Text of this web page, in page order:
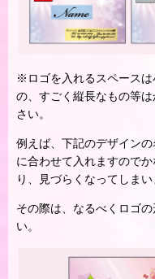
※ロゴを入れるスペースは
の、すごく縦長なもの等
さい。
例えば、下記のデザイン
に合わせて入れますので
り、見づらくなってしまい
その際は、なるべくロゴ
い。